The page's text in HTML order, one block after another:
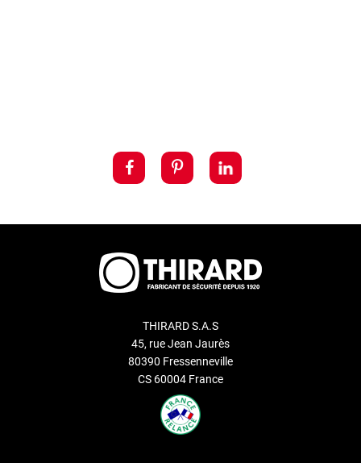
THIRARD S.A.S
45, rue Jean Jaurès
80390 Fressenneville
CS 60004 France